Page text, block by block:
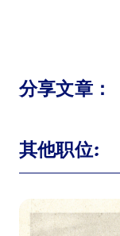
分享文章：
其他职位: